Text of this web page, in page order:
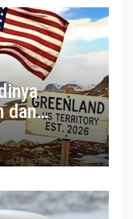
dan
Bahas Isu